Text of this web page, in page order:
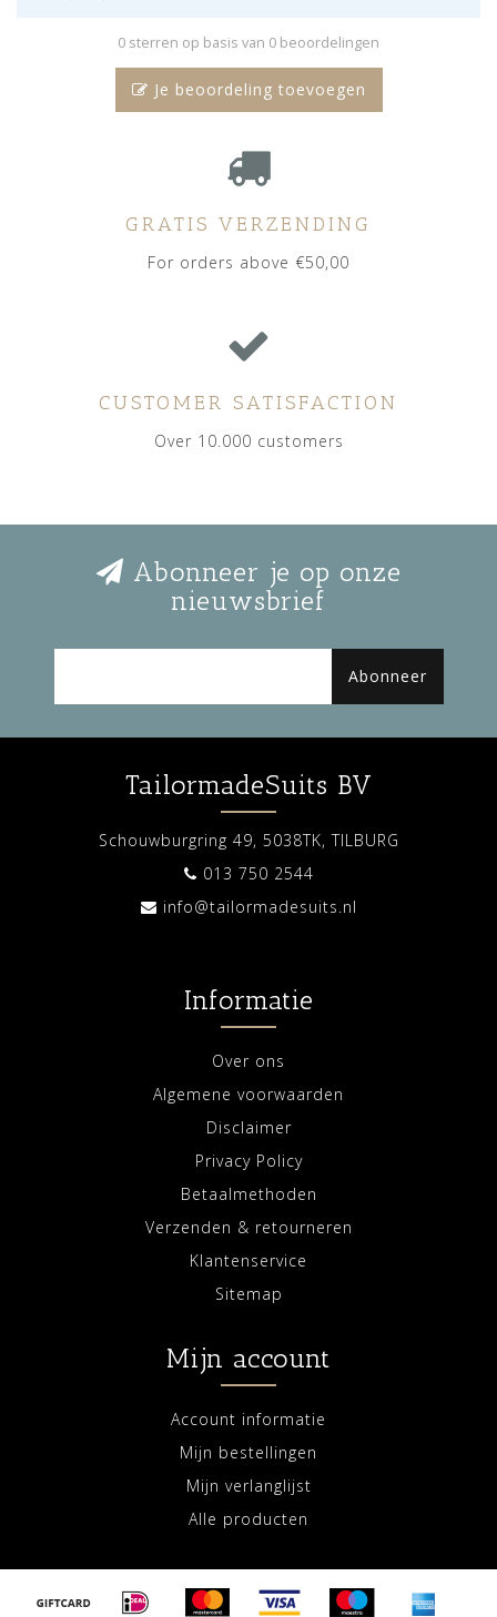
0 sterren op basis van 0 beoordelingen
Je beoordeling toevoegen
GRATIS VERZENDING
For orders above €50,00
CUSTOMER SATISFACTION
Over 10.000 customers
Abonneer je op onze
nieuwsbrief
Abonneer
TailormadeSuits BV
Schouwburgring 49, 5038TK, TILBURG
013 750 2544
info@tailormadesuits.nl
Informatie
Over ons
Algemene voorwaarden
Disclaimer
Privacy Policy
Betaalmethoden
Verzenden & retourneren
Klantenservice
Sitemap
Mijn account
Account informatie
Mijn bestellingen
Mijn verlanglijst
Alle producten